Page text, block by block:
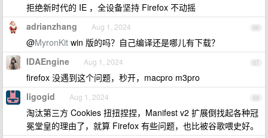
拒绝新时代的 IE ，全设备坚持 Firefox 不动摇
66
adrianzhang Aug 1, 2024
@MyronKit win 版的吗？自己编译还是哪儿有下载？
67
IDAEngine Aug 1, 2024
firefox 没遇到这个问题，秒开，macpro m3pro
68
ligogid Aug 1, 2024
淘汰第三方 Cookies 扭扭捏捏，Manifest v2 扩展倒找起各种冠
冕堂皇的理由了，就算 Firefox 有些问题，也比被谷歌喂史好。